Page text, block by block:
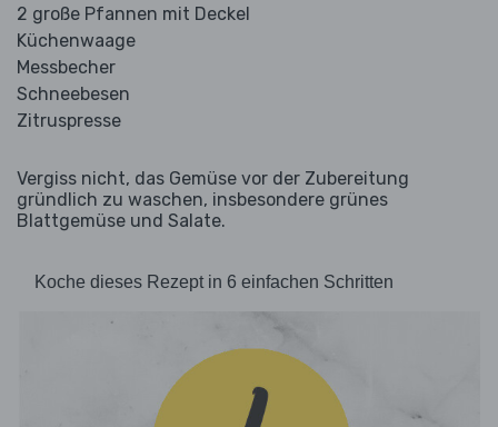
2 große Pfannen mit Deckel
Küchenwaage
Messbecher
Schneebesen
Zitruspresse
Vergiss nicht, das Gemüse vor der Zubereitung
gründlich zu waschen, insbesondere grünes
Blattgemüse und Salate.
Koche dieses Rezept in 6 einfachen Schritten